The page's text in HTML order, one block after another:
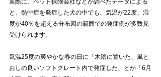
と、熱中症を発症した犬の中でも、気温が22度、湿
度が40％を超える分布図の範囲での発症例が多数見
受けられます。
気温25度の爽やかな春の日に「木陰に置いた、風と
おしの良いソフトクレート内で発症した」とか「6月